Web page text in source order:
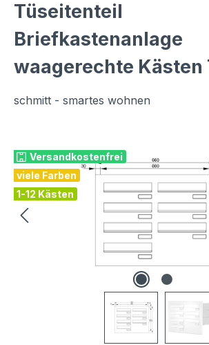
Tüseitenteil
Briefkastenanlage
waagerechte Kästen
schmitt - smartes wohnen
Versandkostenfrei
viele Farben
1-12 Kästen